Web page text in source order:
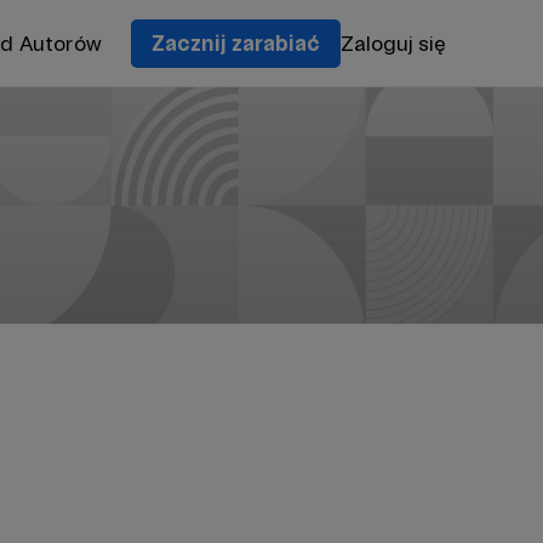
Autorów Zacznij zarabiać Zaloguj się